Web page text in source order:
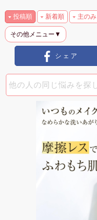
投稿順 新着順 主のみ
その他メニュー▼
シェア